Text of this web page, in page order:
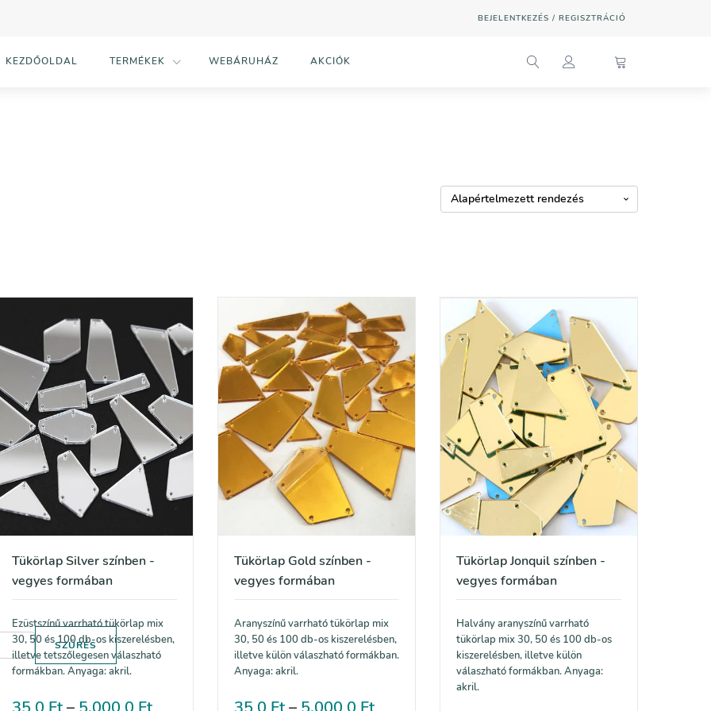
BEJELENTKEZÉS / REGISZTRÁCIÓ
KEZDŐOLDAL TERMÉKEK WEBÁRUHÁZ AKCIÓK
SZŰRÉS
Tükörlap Silver színben -
vegyes formában
Ezüstszínű varrható tükörlap mix
30, 50 és 100 db-os kiszerelésben,
illetve tetszőlegesen válaszható
formákban. Anyaga: akril.
Tükörlap Gold színben -
vegyes formában
Aranyszínű varrható tükörlap mix
30, 50 és 100 db-os kiszerelésben,
illetve külön válaszható formákban.
Anyaga: akril.
Tükörlap Jonquil színben -
vegyes formában
Halvány aranyszínű varrható
tükörlap mix 30, 50 és 100 db-os
kiszerelésben, illetve külön
válaszható formákban. Anyaga:
akril.